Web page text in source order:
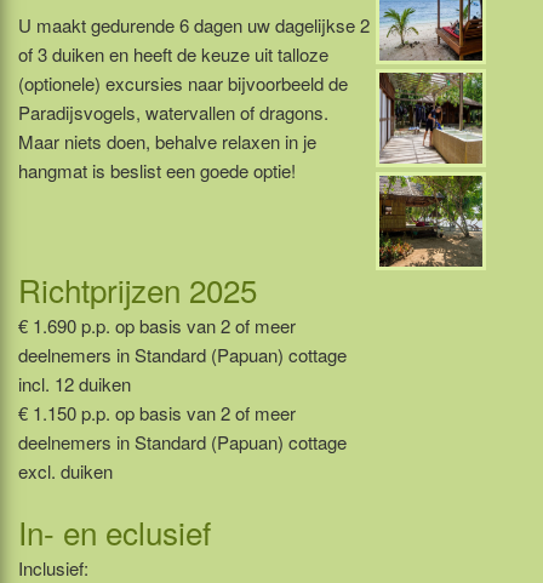
U maakt gedurende 6 dagen uw dagelijkse 2
of 3 duiken en heeft de keuze uit talloze
(optionele) excursies naar bijvoorbeeld de
Paradijsvogels, watervallen of dragons.
Maar niets doen, behalve relaxen in je
hangmat is beslist een goede optie!
Richtprijzen 2025
€ 1.690 p.p. op basis van 2 of meer
deelnemers in Standard (Papuan) cottage
incl. 12 duiken
€ 1.150 p.p. op basis van 2 of meer
deelnemers in Standard (Papuan) cottage
excl. duiken
In- en eclusief
Inclusief: